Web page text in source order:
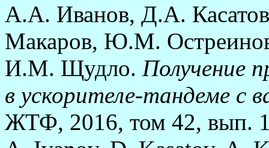
А.А. Иванов, Д.А.
Макаров, Ю.М.
И.М. Щудло. Получение
в ускорителе-тандеме с
ЖТФ, 2016, том 42, вып.